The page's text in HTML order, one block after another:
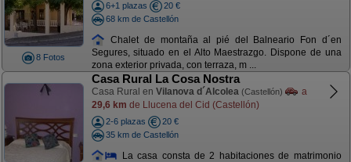
8 Fotos
6+1 plazas
20 €
68 km de Castellón
Chalet de montaña al pié del Balneario Fon d´en
Segures, situado en el Alto Maestrazgo. Dispone de una
zona exterior privada, con terraza, m ...
Casa Rural La Cosa Nostra
Casa Rural en Vilanova d´Alcolea (Castellón)
a
29,6 km de Llucena del Cid (Castellón)
2-6 plazas
20 €
35 km de Castellón
La casa consta de 2 habitaciones de matrimonio